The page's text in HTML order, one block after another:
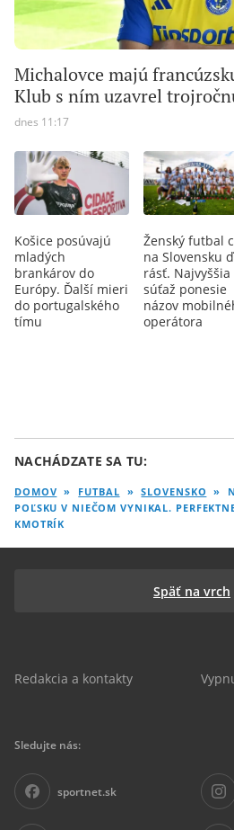
Michalovce majú
Klub s ním uzavrel
dnes 11:17
Košice posúvajú
mladých
brankárov do
Európy. Ďalší mieri
do portugalského
tímu
Ženský futbal
na Slovensku
rásť. Najvyššia
súťaž ponesie
názov
operátora
NACHÁDZATE SA TU:
DOMOV » FUTBAL » SLOVENSKO »
POĽSKU V NIEČOM VYNIKAL.
KMOTRÍK
Späť na vrch
Redakcia a kontakty
Sledujte nás:
sportnet.sk